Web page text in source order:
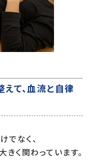
て、血流と自律
でなく、
きく関わっています。